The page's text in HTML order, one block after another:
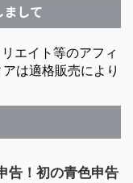
して
エイト等のアフィ
は適格販売により
告！初の青色申告